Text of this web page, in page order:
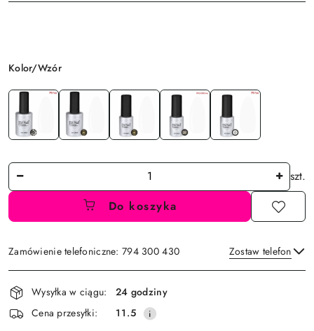
Wariant
Kolor/Wzór
Ilość
szt.
Do koszyka
Zamówienie telefoniczne: 794 300 430 Zostaw telefon
Wyślij
Dostępność
i
dostawa
Wysyłka w ciągu:
24 godziny
Cena przesyłki:
11.5